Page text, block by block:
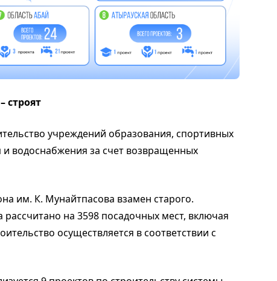
строят
учреждений образования, спортивных
водоснабжения за счет возвращенных
им. К. Мунайтпасова взамен старого.
на 3598 посадочных мест, включая
осуществляется в соответствии с